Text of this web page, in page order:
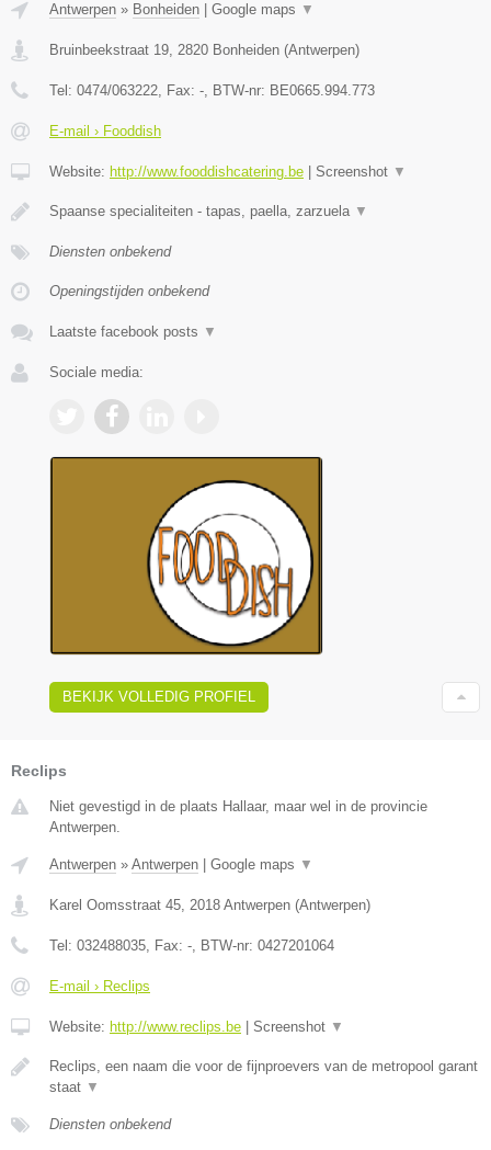
Antwerpen » Bonheiden Google maps ▼
Bruinbeekstraat 19, 2820 Bonheiden (Antwerpen)
Tel: 0474/063222, Fax: -, BTW-nr: BE0665.994.773
E-mail › Fooddish
Website: http://www.fooddishcatering.be Screenshot ▼
Spaanse specialiteiten - tapas, paella, zarzuela ▼
Diensten onbekend
Openingstijden onbekend
Laatste facebook posts ▼
Sociale media:
BEKIJK VOLLEDIG PROFIEL
Reclips
Niet gevestigd in de plaats Hallaar, maar wel in de provincie
Antwerpen.
Antwerpen » Antwerpen | Google maps ▼
Karel Oomsstraat 45 2018 Antwerpen (Antwerpen)
Tel: 032488035 , Fax: - , BTW-nr: 0427201064
E-mail › Reclips
Website: http://www.reclips.be | Screenshot ▼
Reclips, een naam die voor de fijnproevers van de metropool garant
staat ▼
Diensten onbekend